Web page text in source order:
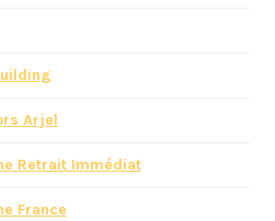
Arjel
Retrait Immédiat
France